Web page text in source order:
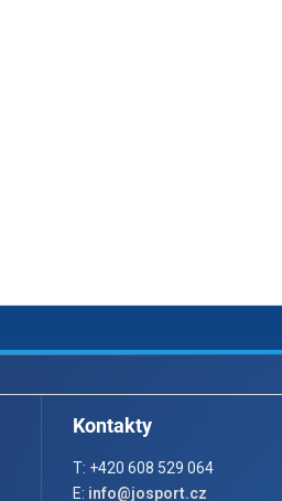
Kontakty
T: +420 608 529 064
E: info@josport.cz